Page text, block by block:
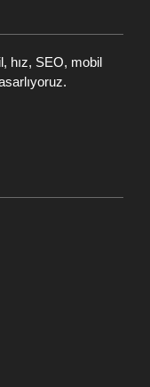
hız, SEO, mobil